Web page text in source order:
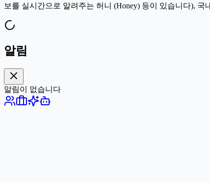
보를 실시간으로 알려주는 허니 (Honey) 등이 있습니다),
알림
알림이 없습니다